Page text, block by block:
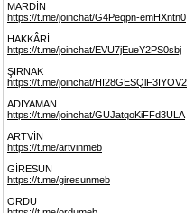
MARDİN
https://t.me/joinchat/G4Peqpn-emHXntn0
HAKKÂRİ
https://t.me/joinchat/EVU7jEueY2PS0sbj
ŞIRNAK
https://t.me/joinchat/HI28GESQlF3IYOV2
ADIYAMAN
https://t.me/joinchat/GUJatqoKiFFd3ULA
ARTVİN
https://t.me/artvinmeb
GİRESUN
https://t.me/giresunmeb
ORDU